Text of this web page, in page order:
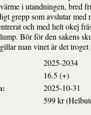
i utandningen, bred
grepp som avslutar med
och med helt okej
Bör för den sakens
man vinet är det troget
2025-2034
16.5 (+)
2025-10-31
599 kr